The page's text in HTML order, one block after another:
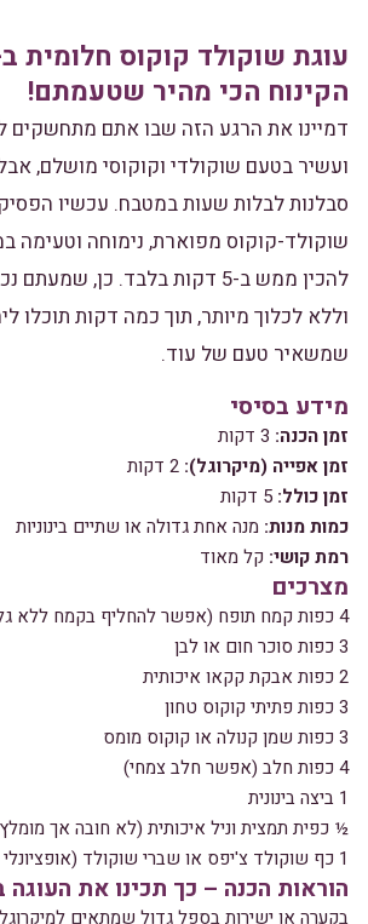
הקינוח הכי מהיר שטעמתם!
דמיינו את הרגע הזה שבו אתם מתחשקים
ועשיר בטעם שוקולדי וקוקוסי מושלם,
סבלנות לבלות שעות במטבח. עכשיו
שוקולד-קוקוס מפוארת, נימוחה וטעימה
להכין ממש ב-5 דקות בלבד. כן,
וללא לכלוך מיותר, תוך כמה דקות תוכלו
שמשאיר טעם של עוד.
מידע בסיסי
זמן הכנה:
זמן אפייה (מיקרוגל):
זמן כולל:
כמות מנות: מנה אחת גדולה או שתיים בינוניות
רמת קושי: קל מאוד
מצרכים
4 כפות קמח תופח (אפשר להחליף בקמח ללא גלוטן)
3 כפות סוכר חום או לבן
2 כפות אבקת קקאו איכותית
3 כפות פתיתי קוקוס טחון
3 כפות שמן קנולה או קוקוס מומס
4 כפות חלב (אפשר חלב צמחי)
1 ביצה בינונית
½ כפית תמצית וניל איכותית (לא חובה אך
1 כף שוקולד צ'יפס או שברי שוקולד (אופציונלי אך עושה פלאים)
הוראות הכנה – כך תכינו את העוגה ב-5
בקערה או ישירות בספל גדול שמתאים